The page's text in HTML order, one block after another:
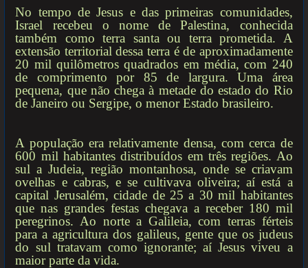
No tempo de Jesus e das primeiras comunidades,
Israel recebeu o nome de Palestina, conhecida
também como terra santa ou terra prometida. A
extensão territorial dessa terra é de aproximadamente
20 mil quilômetros quadrados em média, com 240
de comprimento por 85 de largura. Uma área
pequena, que não chega à metade do estado do Rio
de Janeiro ou Sergipe, o menor Estado brasileiro.
A população era relativamente densa, com cerca de
600 mil habitantes distribuídos em três regiões. Ao
sul a Judeia, região montanhosa, onde se criavam
ovelhas e cabras, e se cultivava oliveira; aí está a
capital Jerusalém, cidade de 25 a 30 mil habitantes
que nas grandes festas chegava a receber 180 mil
peregrinos. Ao norte a Galileia, com terras férteis
para a agricultura dos galileus, gente que os judeus
do sul tratavam como ignorante; aí Jesus viveu a
maior parte da vida.